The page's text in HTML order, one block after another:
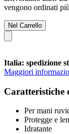
vengono ordinati
Nel Carrello
Italia: spedizione
Maggiori
Caratteristiche
Per mani
Protegge e
Idratante